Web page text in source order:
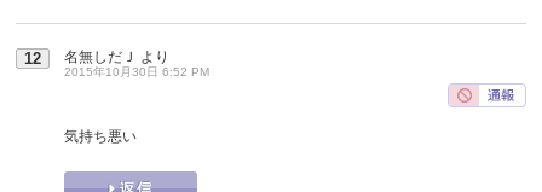
12 名無しだＪ より
2015年10月30日 6:52 PM
気持ち悪い